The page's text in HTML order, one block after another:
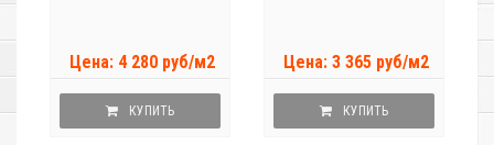
Цена: 4 280 руб/м2
КУПИТЬ
Цена: 3 365 руб/м2
КУПИТЬ